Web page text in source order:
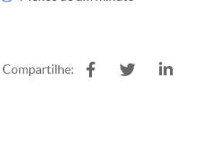
Compartilhe: